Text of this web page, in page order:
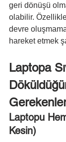
geri dönüşü
olabilir.
devre
hareket etmek
Laptopa
Laptopu
Kesin)